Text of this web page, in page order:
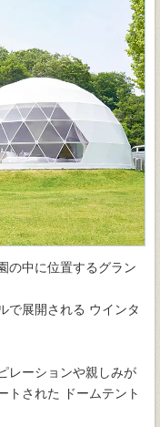
の中に位置するグラン
で展開される ウインタ
レーションや親しみが
トされた ドームテント